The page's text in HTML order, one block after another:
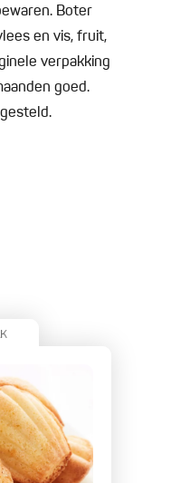
Boter
en vis, fruit,
verpakking
goed.